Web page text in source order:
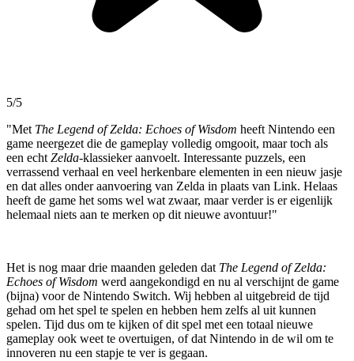
5/5
"Met The Legend of Zelda: Echoes of Wisdom heeft Nintendo een
game neergezet die de gameplay volledig omgooit, maar toch als
een echt Zelda-klassieker aanvoelt. Interessante puzzels, een
verrassend verhaal en veel herkenbare elementen in een nieuw jasje
en dat alles onder aanvoering van Zelda in plaats van Link. Helaas
heeft de game het soms wel wat zwaar, maar verder is er eigenlijk
helemaal niets aan te merken op dit nieuwe avontuur!"
Het is nog maar drie maanden geleden dat The Legend of Zelda:
Echoes of Wisdom werd aangekondigd en nu al verschijnt de game
(bijna) voor de Nintendo Switch. Wij hebben al uitgebreid de tijd
gehad om het spel te spelen en hebben hem zelfs al uit kunnen
spelen. Tijd dus om te kijken of dit spel met een totaal nieuwe
gameplay ook weet te overtuigen, of dat Nintendo in de wil om te
innoveren nu een stapje te ver is gegaan.